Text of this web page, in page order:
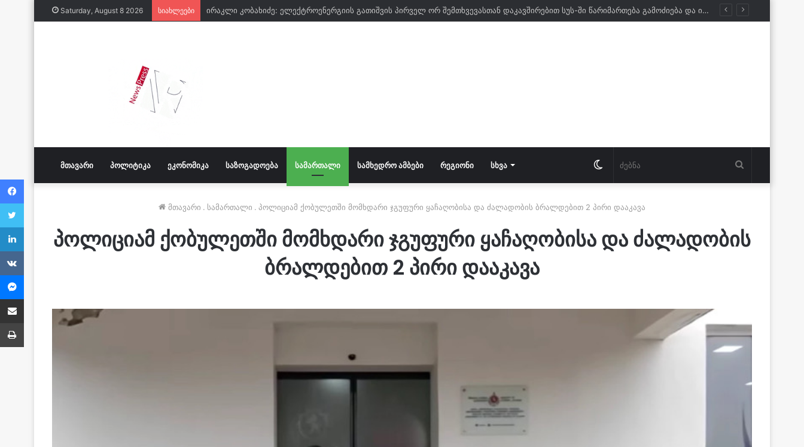
Saturday, August 8 2026 სიახლეები ირაკლი კობახიძე: ელექტროენერგიის გათიშვის პირველ ორ შემთხვევასთან დაკავშირებით სუს-ში წარიმართება გამოძიება და ინფორმაციას მოგვიანებით დეტალურად წარვუდგენთ საზოგადოებას
ᲛᲗᲐᲕᲐᲠᲘ ᲞᲝᲚᲘᲢᲘᲙᲐ ᲔᲙᲝᲜᲝᲛᲘᲙᲐ ᲡᲐᲖᲝᲒᲐᲓᲝᲔᲑᲐ ᲡᲐᲛᲐᲠᲗᲐᲚᲘ ᲡᲐᲛᲮᲔᲓᲠᲝ ᲐᲛᲑᲔᲑᲘ ᲠᲔᲒᲘᲝᲜᲘ ᲡᲮᲕᲐ Switch
skin
მთავარი . სამართალი . პოლიციამ ქობულეთში მომხდარი ჯგუფური ყაჩაღობისა და ძალადობის ბრალდებით 2 პირი დააკავა
პოლიციამ ქობულეთში მომხდარი ჯგუფური ყაჩაღობისა და ძალადობის
ბრალდებით 2 პირი დააკავა
Facebook
Twitter
LinkedIn
VKontakte
Messenger
Share via Email